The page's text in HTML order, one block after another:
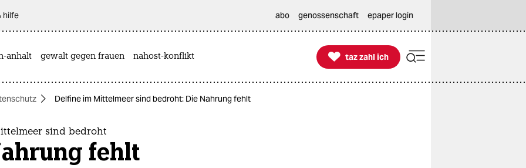
hilfe abo genossenschaft epaper login
anhalt gewalt gegen frauen nahost-konflikt 
taz zahl ich
taz zahl ich
Delfine im Mittelmeer sind bedroht: Die Nahrung fehlt
sind bedroht
fehlt